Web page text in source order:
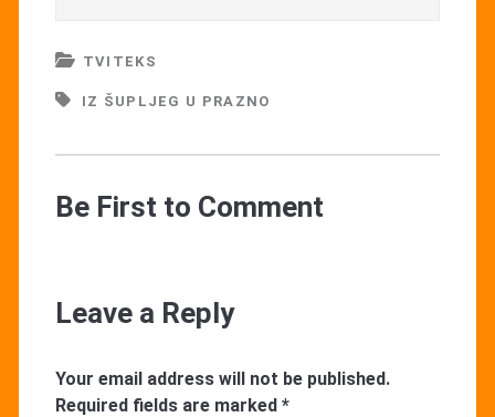
TVITEKS
IZ ŠUPLJEG U PRAZNO
Be First to Comment
Leave a Reply
Your email address will not be published.
Required fields are marked *